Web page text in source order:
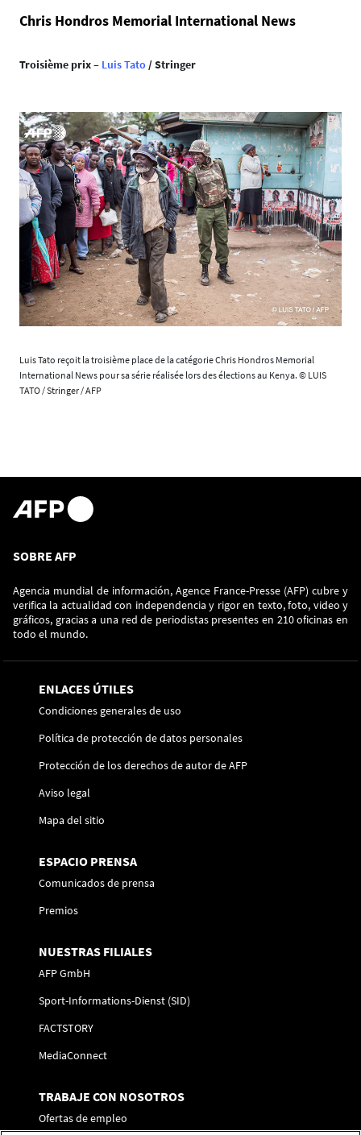
Chris Hondros Memorial International News
Troisième prix– Luis Tato / Stringer
Luis Tato reçoit la troisième place de la catégorie Chris Hondros Memorial
International News pour sa série réalisée lors des élections au Kenya. © LUIS
TATO / Stringer / AFP
SOBRE AFP
Agencia mundial de información, Agence France-Presse (AFP) cubre y
verifica la actualidad con independencia y rigor en texto, foto, video y
gráficos, gracias a una red de periodistas presentes en 210 oficinas en
todo el mundo.
ENLACES ÚTILES
Condiciones generales de uso
Política de protección de datos personales
Protección de los derechos de autor de AFP
Aviso legal
Mapa del sitio
ESPACIO PRENSA
Comunicados de prensa
Premios
NUESTRAS FILIALES
AFP GmbH
Sport-Informations-Dienst (SID)
FACTSTORY
MediaConnect
TRABAJE CON NOSOTROS
Ofertas de empleo